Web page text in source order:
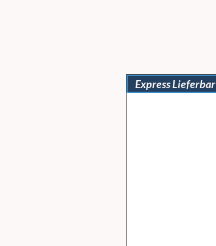
Express Lieferbar